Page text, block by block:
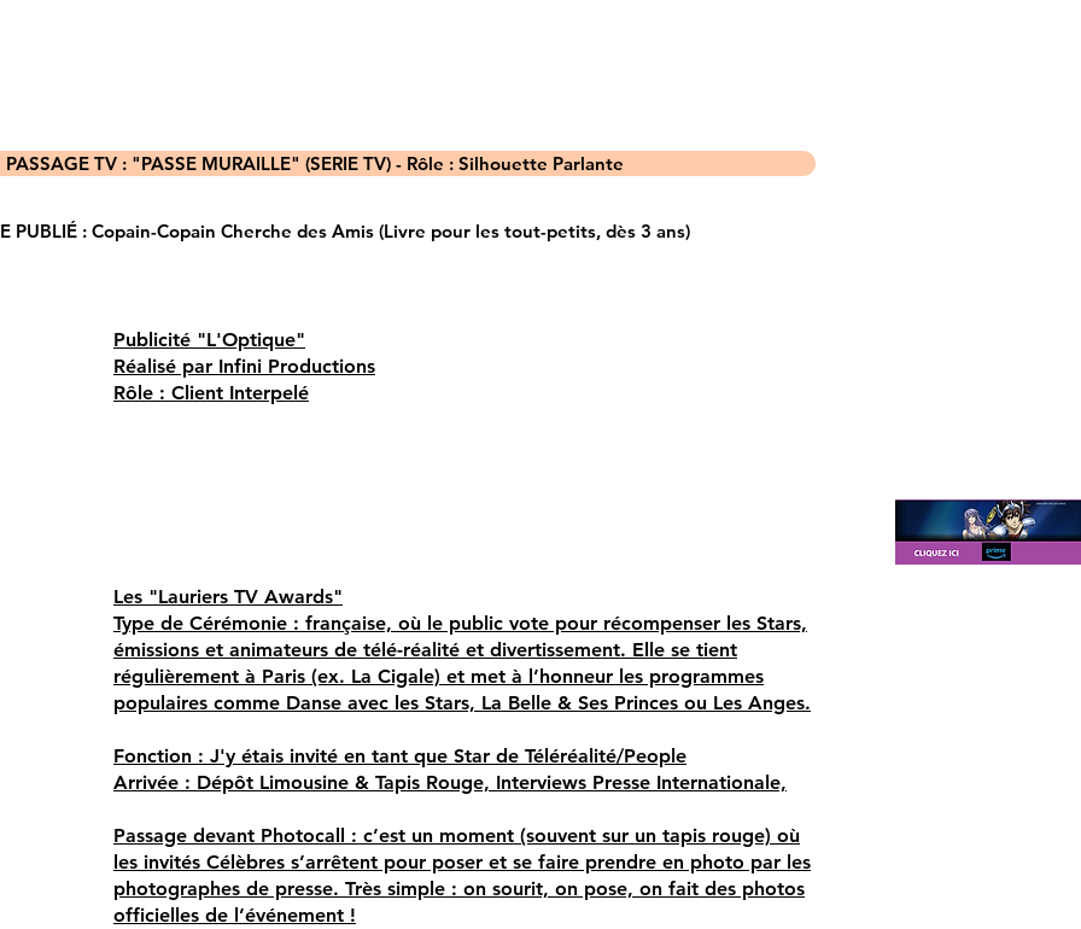
PASSAGE TV : "PASSE MURAILLE" (SERIE TV) - Rôle : Silhouette Parlante
PUBLIÉ : Copain-Copain Cherche des Amis (Livre pour les tout-petits, dès 3 ans)
Publicité "L'Optique"
Réalisé par Infini Productions
Rôle : Client Interpelé
Les "Lauriers TV Awards"
Type de Cérémonie : française, où le public vote pour récompenser les Stars,
émissions et animateurs de télé-réalité et divertissement. Elle se tient
régulièrement à Paris (ex. La Cigale) et met à l’honneur les programmes
populaires comme Danse avec les Stars, La Belle & Ses Princes ou Les Anges.
Fonction : J'y étais invité en tant que Star de Téléréalité/People
Arrivée : Dépôt Limousine & Tapis Rouge, Interviews Presse Internationale,
Passage devant Photocall : c’est un moment (souvent sur un tapis rouge) où
les invités Célèbres s’arrêtent pour poser et se faire prendre en photo par les
photographes de presse. Très simple : on sourit, on pose, on fait des photos
officielles de l’événement !